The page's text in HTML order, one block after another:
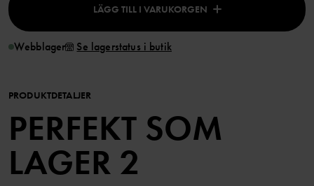
LÄGG TILL I VARUKORGEN
Webblager Se lagerstatus i butik
PRODUKTDETALJER
PERFEKT SOM
LAGER 2